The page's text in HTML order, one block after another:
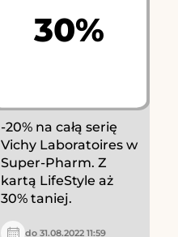
30%
-20% na całą serię
Vichy Laboratoires w
Super-Pharm. Z
kartą LifeStyle aż
30% taniej.
do 31.08.2022 11:59